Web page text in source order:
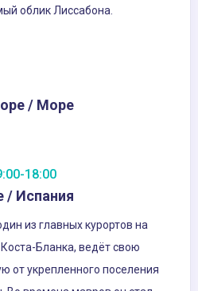
облик Лиссабона.
/ Море
18:00
/ Испания
из главных курортов на
Бланка, ведёт свою
от укрепленного поселения